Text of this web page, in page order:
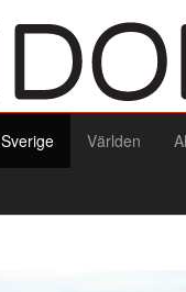
Sverige Världen